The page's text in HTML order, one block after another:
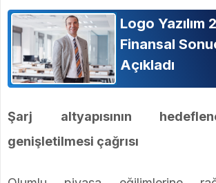
Logo Yazılım
Finansal
Açıkladı
Şarj altyapısının
genişletilmesi çağrısı